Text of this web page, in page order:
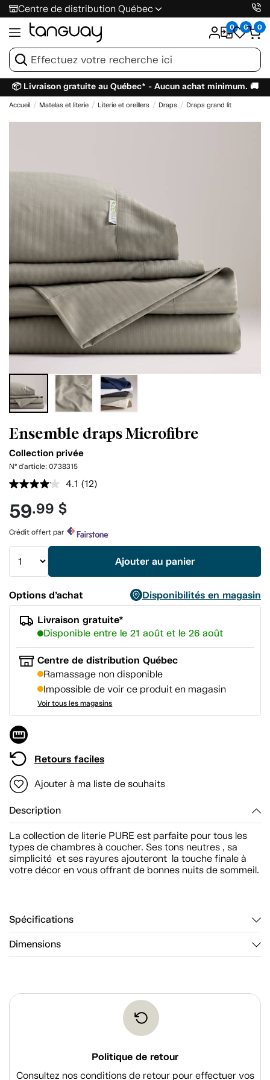
Centre de distribution Québec
0 0 0
📦 Livraison gratuite au Québec* - Aucun achat minimum. 🚚
Accueil Matelas et literie Literie et oreillers Draps Draps grand lit
Ensemble draps Microfibre
Collection privée
N° d'article: 0738315
4.1 Lire
vers
la
(12)
59.99 $
Crédit offert par
Ajouter au panier
Options d’achat
Disponibilités en magasin
Livraison gratuite*
Disponible entre le 21 août et le 26 août
Centre de distribution Québec
Ramassage non disponible
Impossible de voir ce produit en magasin
Voir tous les magasins
Retours faciles
Ajouter à ma liste de souhaits
Description
La collection de literie PURE est parfaite pour tous les
types de chambres à coucher. Ses tons neutres , sa
simplicité et ses rayures ajouteront la touche finale à
votre décor en vous offrant de bonnes nuits de sommeil.
Spécifications
Dimensions
Politique de retour
Consultez nos conditions de retour pour effectuer vos